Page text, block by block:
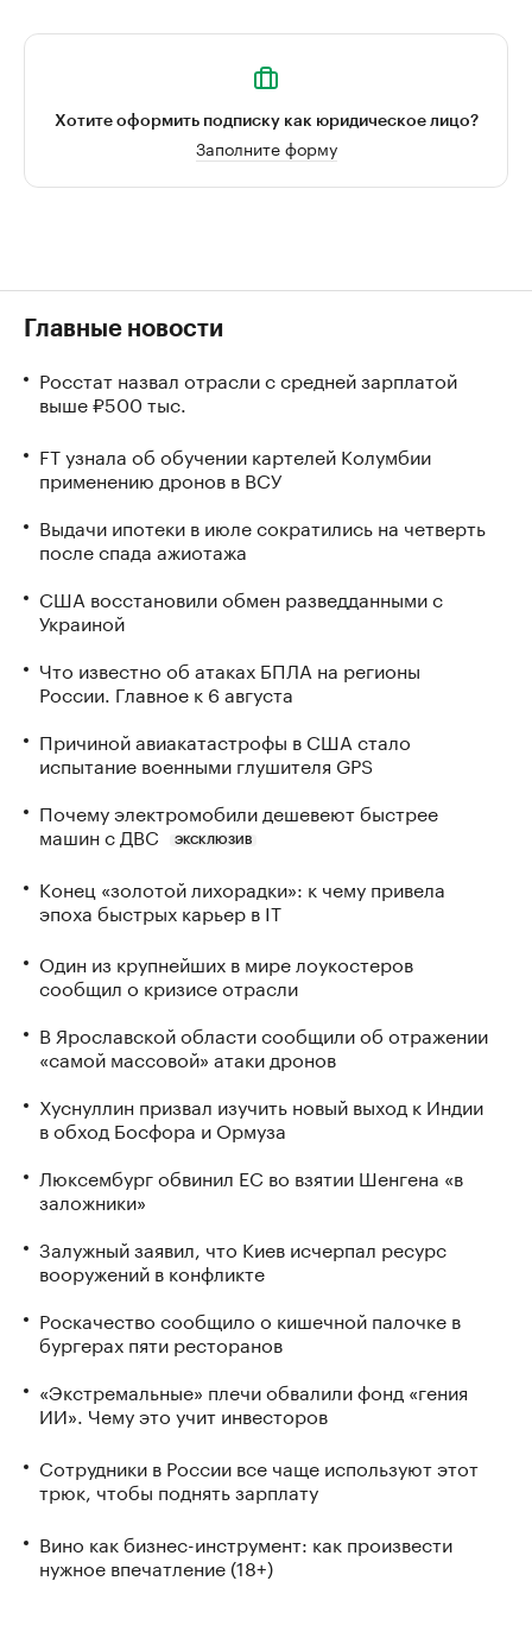
Хотите оформить подписку как юридическое лицо?
Заполните форму
Главные новости
Росстат назвал отрасли с средней зарплатой
выше ₽500 тыс.
FT узнала об обучении картелей Колумбии
применению дронов в ВСУ
Выдачи ипотеки в июле сократились на четверть
после спада ажиотажа
США восстановили обмен разведданными с
Украиной
Что известно об атаках БПЛА на регионы
России. Главное к 6 августа
Причиной авиакатастрофы в США стало
испытание военными глушителя GPS
Почему электромобили дешевеют быстрее
машин с ДВС
ЭКСКЛЮЗИВ
Конец «золотой лихорадки»: к чему привела
эпоха быстрых карьер в IT
Один из крупнейших в мире лоукостеров
сообщил о кризисе отрасли
В Ярославской области сообщили об отражении
«самой массовой» атаки дронов
Хуснуллин призвал изучить новый выход к Индии
в обход Босфора и Ормуза
Люксембург обвинил ЕС во взятии Шенгена «в
заложники»
Залужный заявил, что Киев исчерпал ресурс
вооружений в конфликте
Роскачество сообщило о кишечной палочке в
бургерах пяти ресторанов
«Экстремальные» плечи обвалили фонд «гения
ИИ». Чему это учит инвесторов
Сотрудники в России все чаще используют этот
трюк, чтобы поднять зарплату
Вино как бизнес-инструмент: как произвести
нужное впечатление (18+)